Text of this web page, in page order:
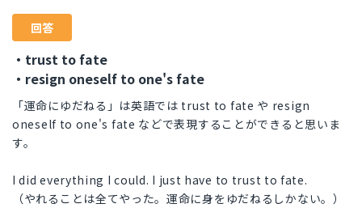
回答
・trust to fate
・resign oneself to one's fate
「運命にゆだねる」は英語では trust to fate や resign
oneself to one's fate などで表現することができると思いま
す。
I did everything I could. I just have to trust to fate.
（やれることは全てやった。運命に身をゆだねるしかない。）